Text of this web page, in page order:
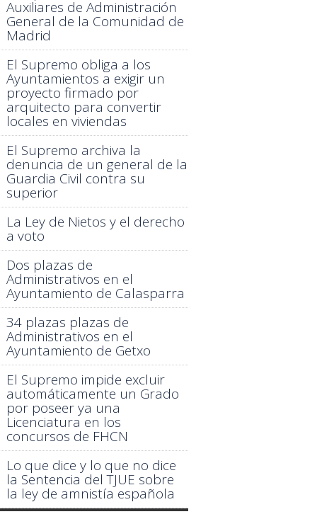
Auxiliares de Administración
General de la Comunidad de
Madrid
El Supremo obliga a los
Ayuntamientos a exigir un
proyecto firmado por
arquitecto para convertir
locales en viviendas
El Supremo archiva la
denuncia de un general de la
Guardia Civil contra su
superior
La Ley de Nietos y el derecho
a voto
Dos plazas de
Administrativos en el
Ayuntamiento de Calasparra
34 plazas plazas de
Administrativos en el
Ayuntamiento de Getxo
El Supremo impide excluir
automáticamente un Grado
por poseer ya una
Licenciatura en los
concursos de FHCN
Lo que dice y lo que no dice
la Sentencia del TJUE sobre
la ley de amnistía española